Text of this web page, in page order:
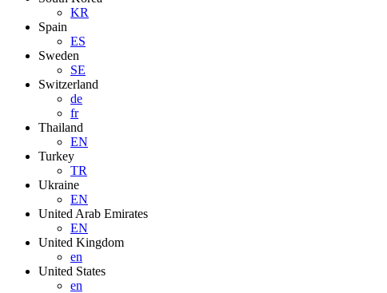
KR
Spain
ES
Sweden
SE
Switzerland
de
fr
Thailand
EN
Turkey
TR
Ukraine
EN
United Arab Emirates
EN
United Kingdom
en
United States
en